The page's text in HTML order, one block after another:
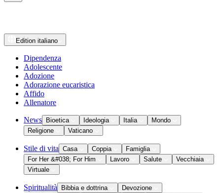
Edition italiano
Dipendenza
Adolescente
Adozione
Adorazione eucaristica
Affido
Allenatore
News Bioetica Ideologia Italia
Mondo
Religione
Vaticano
Stile di vita Casa Coppia
Famiglia
For Her &#038; For Him
Lavoro Salute
Vecchiaia
Virtuale
Spiritualità Bibbia e dottrina
Devozione